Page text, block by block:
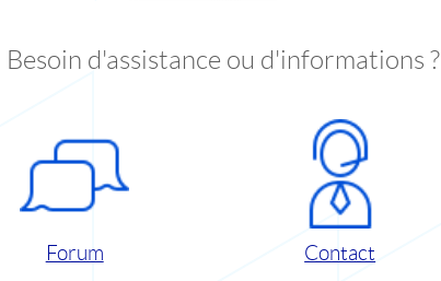
Besoin d'assistance ou d'informations ?
Forum Contact